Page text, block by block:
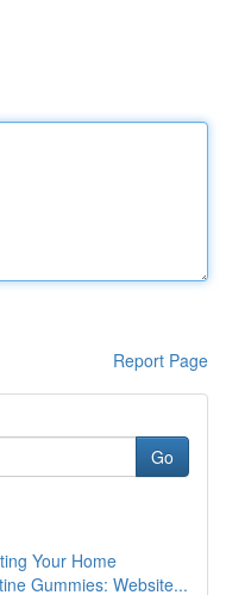
Report Page
Go
Your Home
Gummies: Website...